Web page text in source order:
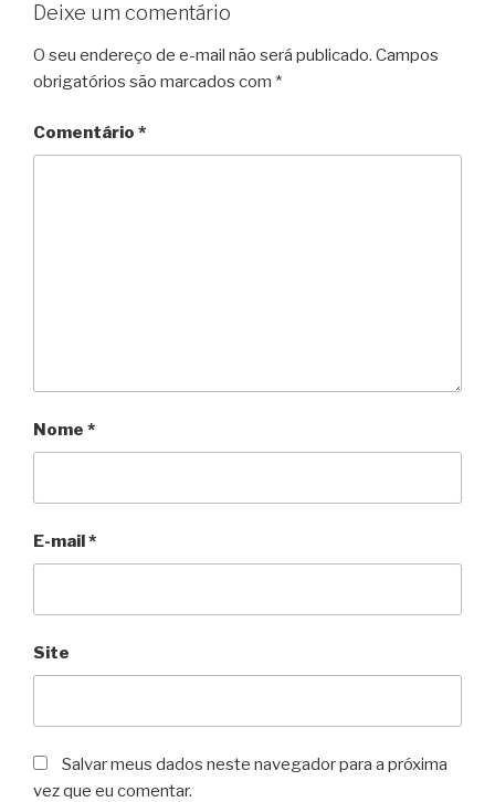
Deixe um comentário
O seu endereço de e-mail não será publicado. Campos
obrigatórios são marcados com *
Comentário *
Nome *
E-mail*
Site
Salvar meus dados neste navegador para a próxima
vez que eu comentar.